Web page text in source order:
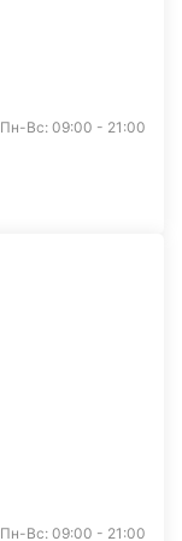
Пн-Вс: 09:00 - 21:00
Пн-Вс: 09:00 - 21:00